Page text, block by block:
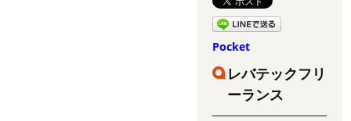
Pocket
レバテックフリ
ーランス